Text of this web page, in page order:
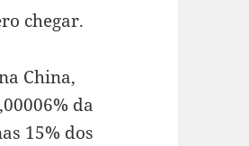
chegar.
China,
da
15% dos